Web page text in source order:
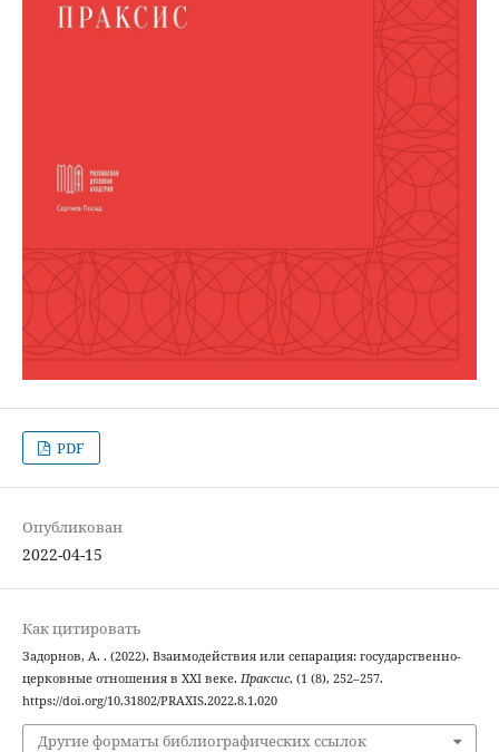
PDF
Опубликован
2022-04-15
Как цитировать
Задорнов, А. . (2022). Взаимодействия или сепарация: государственно-
церковные отношения в XXI веке. Праксис, (1 (8), 252–257.
https://doi.org/10.31802/PRAXIS.2022.8.1.020
Другие форматы библиографических ссылок